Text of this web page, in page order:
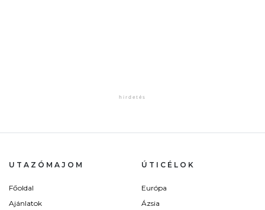
UTAZÓMAJOM
Főoldal
Ajánlatok
ÚTICÉLOK
Európa
Ázsia